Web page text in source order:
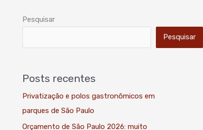
Pesquisar
Pesquisar
Posts recentes
Privatização e polos gastronômicos em
parques de São Paulo
Orçamento de São Paulo 2026: muito